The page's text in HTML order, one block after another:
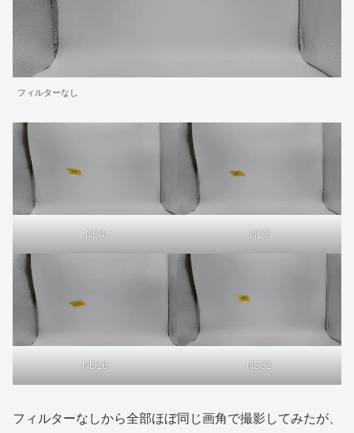
フィルターなし
ND4 ND8
ND16 ND32
フィルターなしから全部ほぼ同じ画角で撮影してみたが、